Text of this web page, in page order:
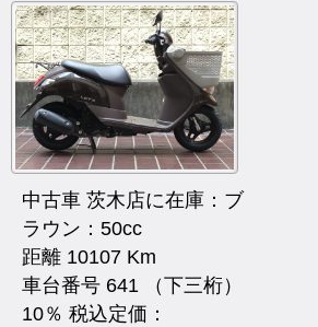
中古車 茨木店に在庫：ブ
ラウン：50cc
距離 10107 Km
車台番号 641 （下三桁）
10％ 税込定価：